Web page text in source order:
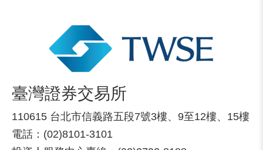
臺灣證券交易所
110615 台北市信義路五段7號3樓、9至12樓、15樓
電話：(02)8101-3101